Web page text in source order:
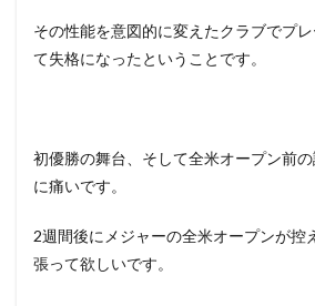
その性能を意図的に変えたクラブでプ
て失格になったということです。
初優勝の舞台、そして全米オープン前
に痛いです。
2週間後にメジャーの全米オープンが控
張って欲しいです。